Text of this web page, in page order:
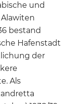
und
bestand
Hafenstadt
der
Als